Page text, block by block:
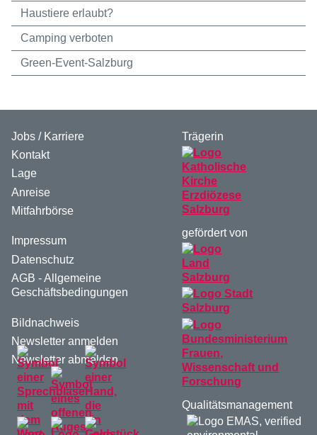
Haustiere erlaubt?
Camping verboten
Green-Event-Salzburg
Jobs / Karriere
Kontakt
Lage
Anreise
Mitfahrbörse
Impressum
Datenschutz
AGB - Allgemeine
Geschäftsbedingungen
Bildnachweis
Newsletter anmelden
Newsletter abmelden
Trägerin
gefördert von
Qualitätsmanagement